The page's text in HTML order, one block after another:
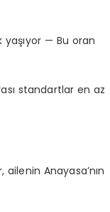
yaşıyor — Bu oran
standartlar en az
ailenin Anayasa’nın